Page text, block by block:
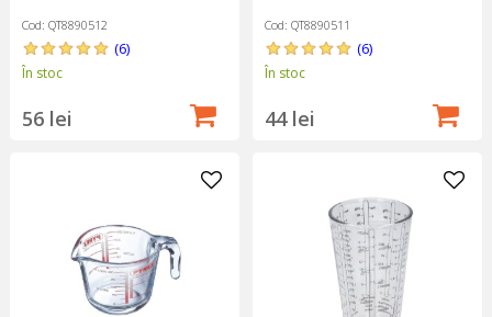
Cod: QT8890512
(6)
În stoc
56 lei
Cod: QT8890511
(6)
În stoc
44 lei